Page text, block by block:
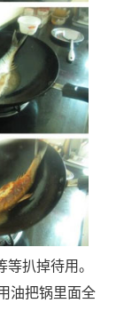
扒掉待用。
油把锅里面全